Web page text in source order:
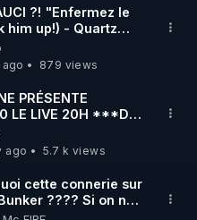
SUR ODYSEE
aussi sur la
?! "Enfermez le
him up!) - Quartz
ago
879 views
PRÉSENTE
LIVE 20H ***DU
📷LE
RÉVEIL EST EN
📷
ago
5.7 k views
cette connerie sur
???? Si on ne
publier, c'est un